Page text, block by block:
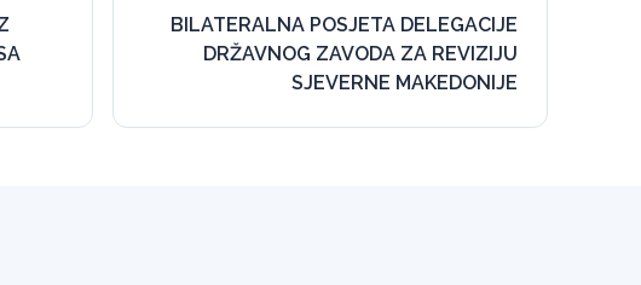
BILATERALNA POSJETA DELEGACIJE
DRŽAVNOG ZAVODA ZA REVIZIJU
SJEVERNE MAKEDONIJE